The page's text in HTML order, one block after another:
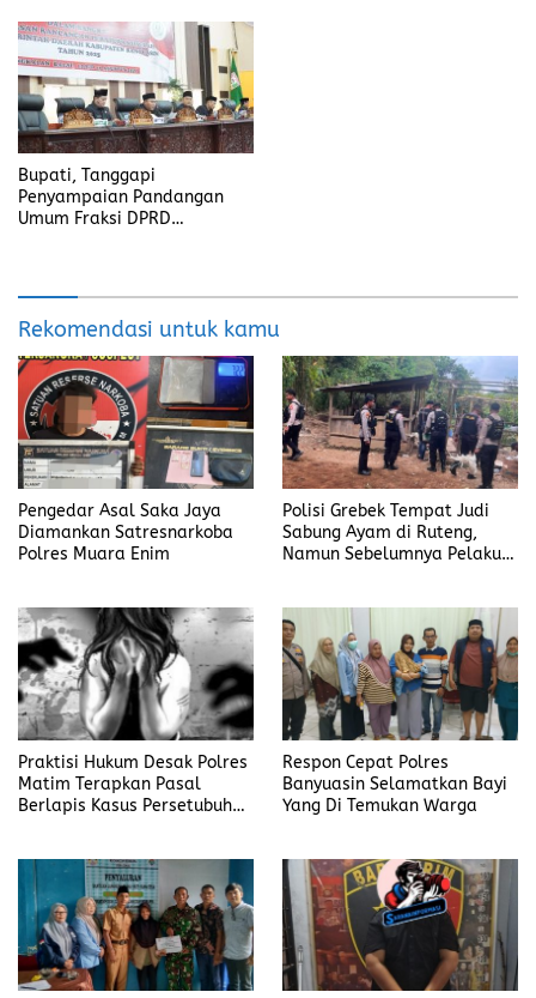
Bupati, Tanggapi
Penyampaian Pandangan
Umum Fraksi DPRD
Rekomendasi untuk kamu
Pengedar Asal Saka Jaya
Diamankan Satresnarkoba
Polres Muara Enim
Polisi Grebek Tempat Judi
Sabung Ayam di Ruteng,
Namun Sebelumnya Pelaku
Praktisi Hukum Desak Polres
Matim Terapkan Pasal
Berlapis Kasus Persetubuhan
Respon Cepat Polres
Banyuasin Selamatkan Bayi
Yang Di Temukan Warga